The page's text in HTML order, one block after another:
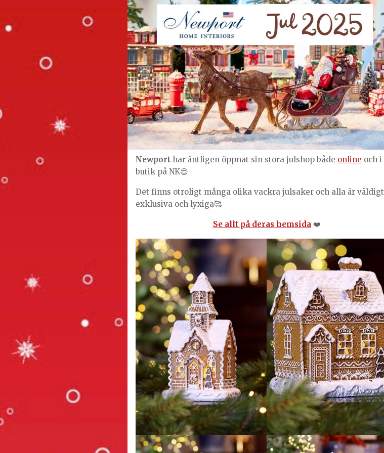
Newport har äntligen öppnat sin stora julshop både online och i
butik på NK😍
Det finns otroligt många olika vackra julsaker och alla är väldigt
exklusiva och lyxiga🥰
Se allt på deras hemsida❤️